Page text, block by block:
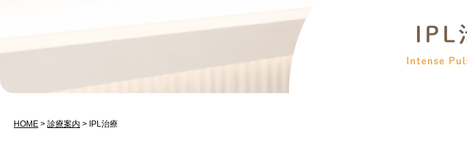
HOME > 診療案内 > IPL治療